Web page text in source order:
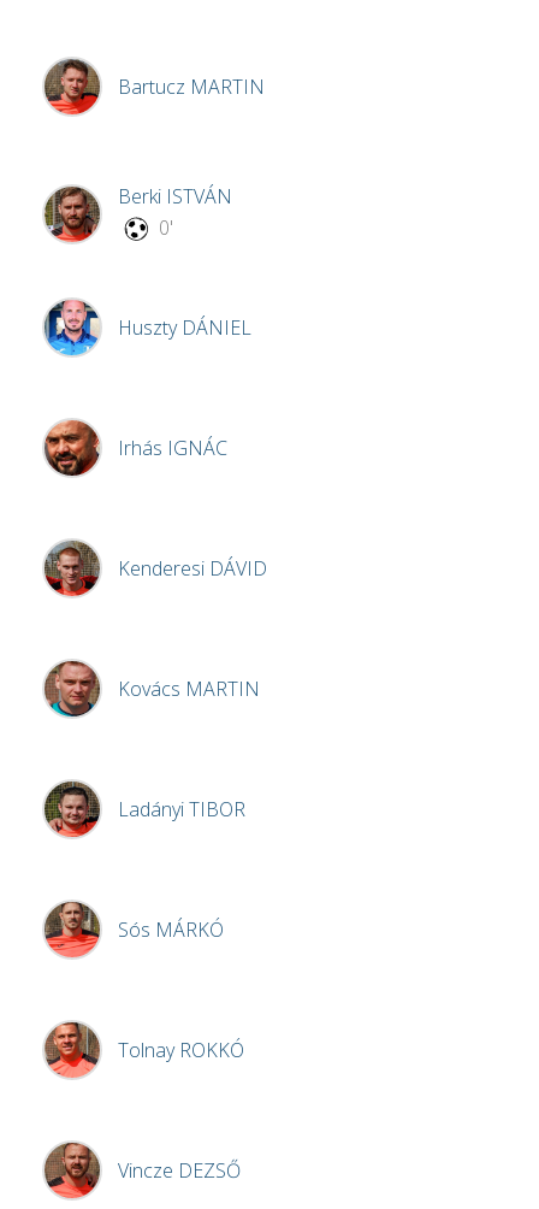
Bartucz MARTIN
Berki ISTVÁN
0'
Huszty DÁNIEL
Irhás IGNÁC
Kenderesi DÁVID
Kovács MARTIN
LadányiTIBOR
Sós MÁRKÓ
Tolnay ROKKÓ
Vincze DEZSŐ